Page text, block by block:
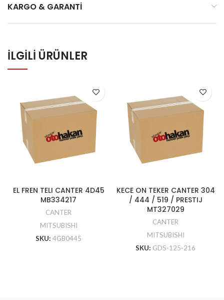
KARGO & GARANTI
İLGILI ÜRÜNLER
EL FREN TELI CANTER 4D45
MB334217
CANTER
MITSUBISHI
SKU: 4GB0445
KECE ON TEKER CANTER 304
/ 444 / 519 / PRESTIJ
MT327029
CANTER
MITSUBISHI
SKU: GDS-125-216